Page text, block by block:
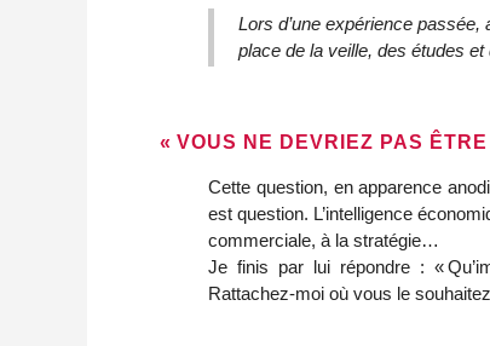
Lors d’une expérience passée,
place de la veille, des études
« VOUS NE DEVRIEZ PAS
Cette question, en apparence
est question. L’intelligence
commerciale, à la stratégie…
Je finis par lui répondre : «
Rattachez‑moi où vous le